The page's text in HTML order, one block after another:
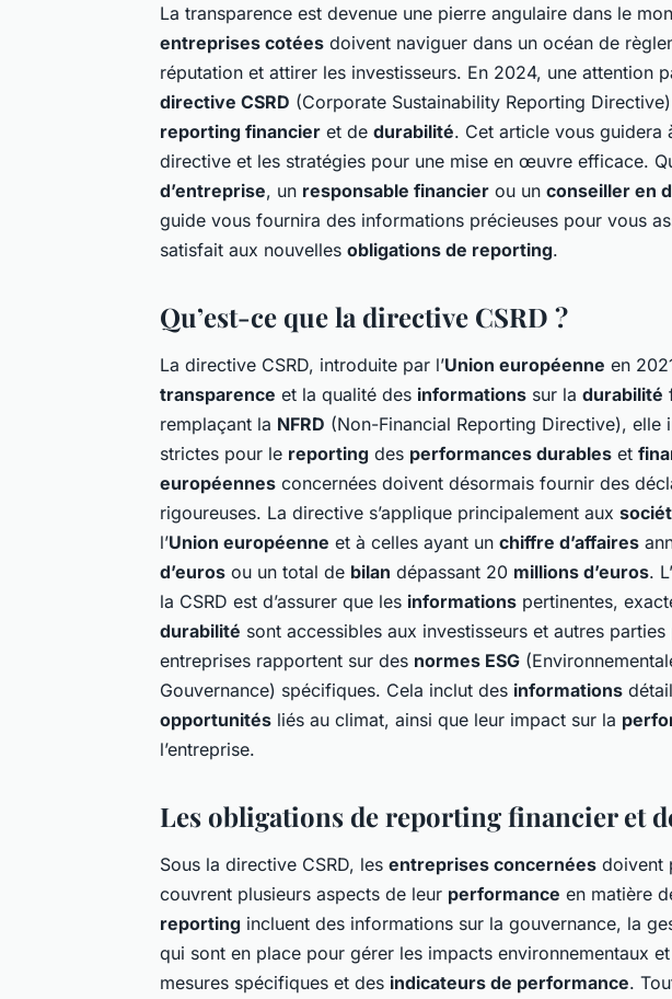
La transparence est devenue une pierre angulaire dans le
entreprises cotées doivent naviguer dans un océan de
réputation et attirer les investisseurs. En 2024, une attention
directive CSRD (Corporate Sustainability Reporting
reporting financier et de durabilité. Cet article vous guidera
directive et les stratégies pour une mise en œuvre efficace.
d’entreprise, un responsable financier ou un conseiller en
guide vous fournira des informations précieuses pour vous
satisfait aux nouvelles obligations de reporting.
Qu’est-ce que la directive CSRD ?
La directive CSRD, introduite par l’Union européenne en
transparence et la qualité des informations sur la durabilité
remplaçant la NFRD (Non-Financial Reporting Directive), elle
strictes pour le reporting des performances durables et
européennes concernées doivent désormais fournir des
rigoureuses. La directive s’applique principalement aux
l’Union européenne et à celles ayant un chiffre d’affaires
d’euros ou un total de bilan dépassant 20 millions d’euros.
la CSRD est d’assurer que les informations pertinentes,
durabilité sont accessibles aux investisseurs et autres
entreprises rapportent sur des normes ESG
Gouvernance) spécifiques. Cela inclut des informations
opportunités liés au climat, ainsi que leur impact sur la
l’entreprise.
Les obligations de reporting financier et
Sous la directive CSRD, les entreprises concernées doivent
couvrent plusieurs aspects de leur performance en matière
reporting incluent des informations sur la gouvernance, la
qui sont en place pour gérer les impacts environnementaux
mesures spécifiques et des indicateurs de performance.